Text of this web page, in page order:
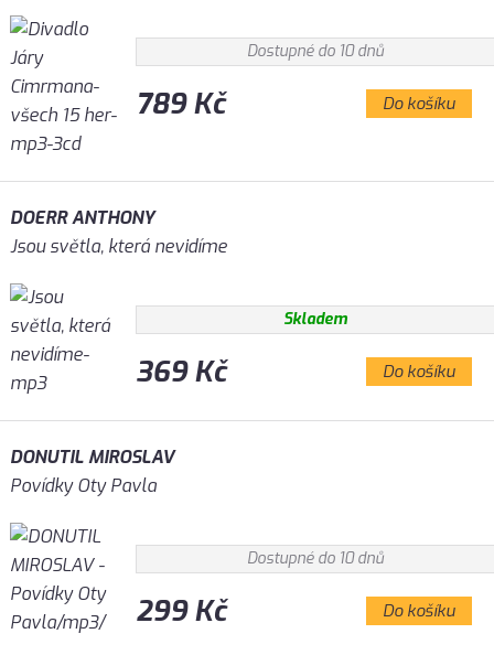
Dostupné do 10 dnů
789 Kč Do košíku
DOERR ANTHONY
Jsou světla, která nevidíme
Skladem
369 Kč Do košíku
DONUTIL MIROSLAV
Povídky Oty Pavla
Dostupné do 10 dnů
299 Kč Do košíku